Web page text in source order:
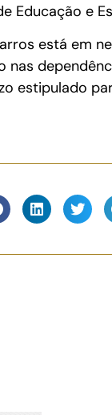
Educação e
está em
estipulado